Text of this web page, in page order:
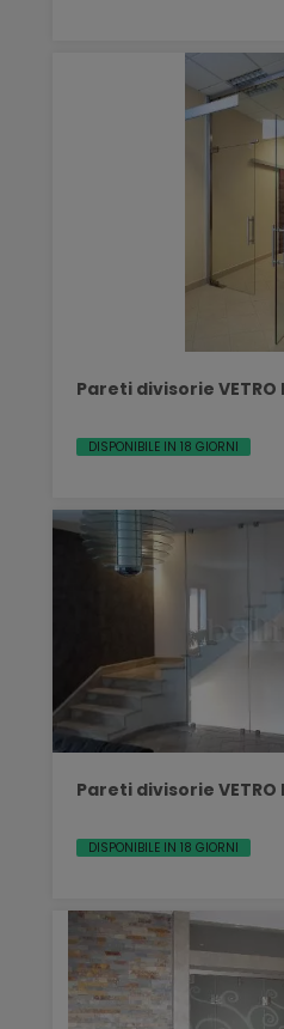
Pareti divisorie VETRO
DISPONIBILE IN 18 GIORNI
Pareti divisorie VETRO
DISPONIBILE IN 18 GIORNI